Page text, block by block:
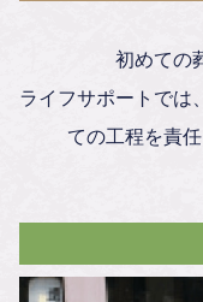
初めての
ライフサポートでは
ての工程を責